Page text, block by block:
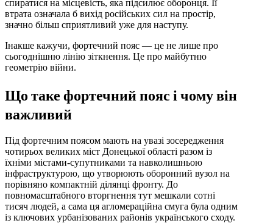
спиратися на місцевість, яка підсилює оборонця. Її
втрата означала б вихід російських сил на простір,
значно більш сприятливий уже для наступу.
Інакше кажучи, фортечний пояс — це не лише про
сьогоднішню лінію зіткнення. Це про майбутню
геометрію війни.
Що таке фортечний пояс і чому він
важливий
Під фортечним поясом мають на увазі зосередження
чотирьох великих міст Донецької області разом із
їхніми містами-супутниками та навколишньою
інфраструктурою, що утворюють оборонний вузол на
порівняно компактній ділянці фронту. До
повномасштабного вторгнення тут мешкали сотні
тисяч людей, а сама ця агломераційна смуга була одним
із ключових урбанізованих районів українського сходу.